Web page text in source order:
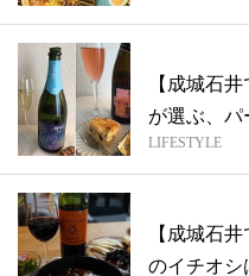
【成城石
が選ぶ、パ
ン」...
LIFESTYLE
【成城石
のイチオシ